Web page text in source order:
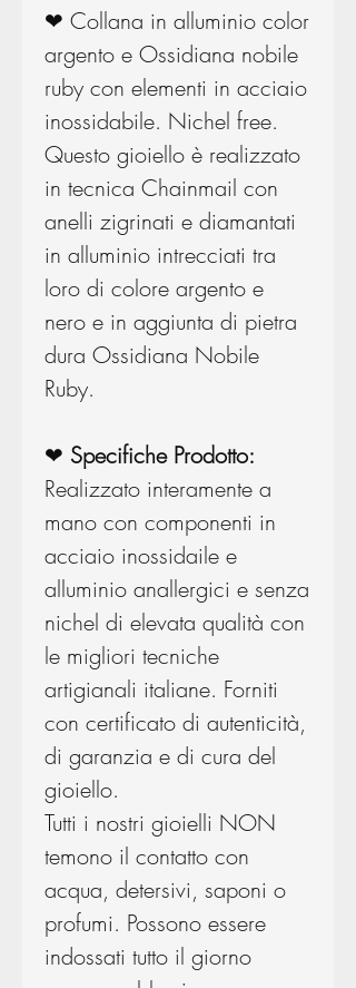
❤ Collana in alluminio color
argento e Ossidiana nobile
ruby con elementi in acciaio
inossidabile. Nichel free.
Questo gioiello è realizzato
in tecnica Chainmail con
anelli zigrinati e diamantati
in alluminio intrecciati tra
loro di colore argento e
nero e in aggiunta di pietra
dura Ossidiana Nobile
Ruby.
❤ Specifiche Prodotto:
Realizzato interamente a
mano con componenti in
acciaio inossidaile e
alluminio anallergici e senza
nichel di elevata qualità con
le migliori tecniche
artigianali italiane. Forniti
con certificato di autenticità,
di garanzia e di cura del
gioiello.
Tutti i nostri gioielli NON
temono il contatto con
acqua, detersivi, saponi o
profumi. Possono essere
indossati tutto il giorno